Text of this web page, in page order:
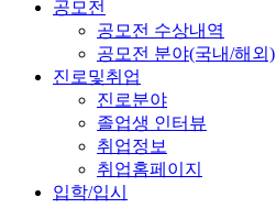
공모전
공모전 수상내역
공모전 분야(국내/해외)
진로및취업
진로분야
졸업생 인터뷰
취업정보
취업홈페이지
입학/입시